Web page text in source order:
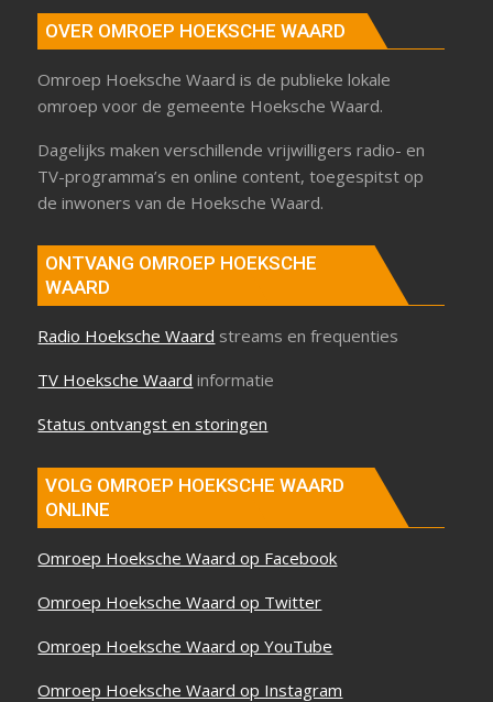
OVER OMROEP HOEKSCHE WAARD
Omroep Hoeksche Waard is de publieke lokale
omroep voor de gemeente Hoeksche Waard.
Dagelijks maken verschillende vrijwilligers radio- en
TV-programma’s en online content, toegespitst op
de inwoners van de Hoeksche Waard.
ONTVANG OMROEP HOEKSCHE
WAARD
Radio Hoeksche Waard streams en frequenties
TV Hoeksche Waard informatie
Status ontvangst en storingen
VOLG OMROEP HOEKSCHE WAARD
ONLINE
Omroep Hoeksche Waard op Facebook
Omroep Hoeksche Waard op Twitter
Omroep Hoeksche Waard op YouTube
Omroep Hoeksche Waard op Instagram